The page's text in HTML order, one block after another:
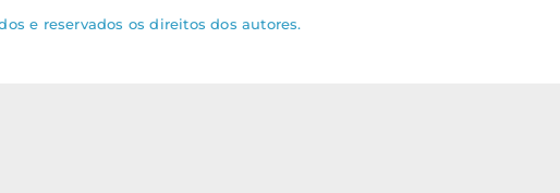
e reservados os direitos dos autores.